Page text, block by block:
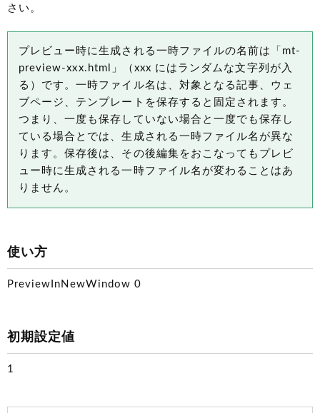
さい。
プレビュー時に生成される一時ファイルの名前は「mt-
preview-xxx.html」（xxx にはランダムな文字列が入
る）です。一時ファイル名は、対象となる記事、ウェ
ブページ、テンプレートを保存すると固定されます。
つまり、一度も保存していない場合と一度でも保存し
ている場合とでは、生成される一時ファイル名が異な
ります。保存後は、その後編集をおこなってもプレビ
ュー時に生成される一時ファイル名が変わることはあ
りません。
使い方
PreviewInNewWindow 0
初期設定値
1